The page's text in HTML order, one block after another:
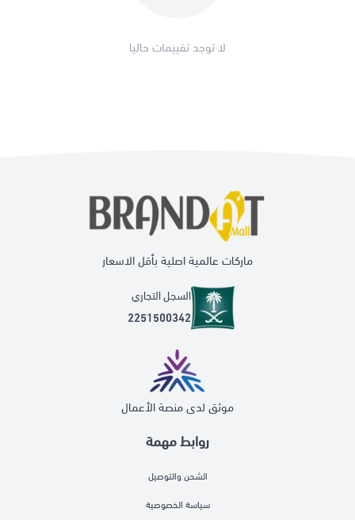
لا توجد تقييمات حاليا
روابط مهمة
الشحن والتوصيل
سياسة الخصوصية
ماركات عالمية اصلية بأقل الاسعار
السجل التجاري
2251500342
موثق لدى منصة الأعمال